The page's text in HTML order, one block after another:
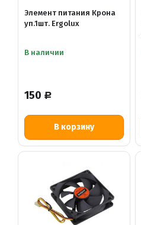
Элемент питания Крона
уп.1шт. Ergolux
В наличии
150 Р
В корзину